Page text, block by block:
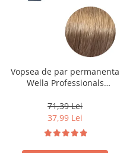
Vopsea de par permanenta
Wella Professionals
Blond Deschis Natural, 60
ml
71,39 Lei
37,99 Lei